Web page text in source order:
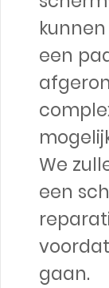
een
We
een
gaan.